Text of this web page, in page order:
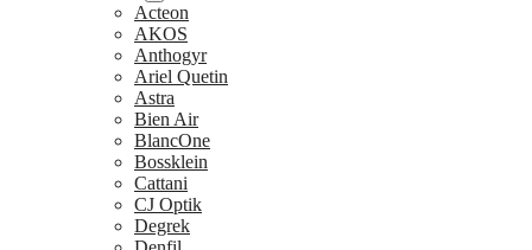
Acteon
AKOS
Anthogyr
Ariel Quetin
Astra
Bien Air
BlancOne
Bossklein
Cattani
CJ Optik
Degrek